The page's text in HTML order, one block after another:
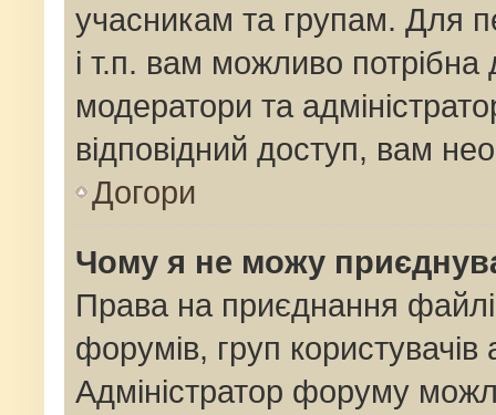
учасникам та групам. Для
і т.п. вам можливо
модератори та
відповідний доступ, вам
Догори
Чому я не можу
Права на приєднання
форумів, груп
Адміністратор форуму